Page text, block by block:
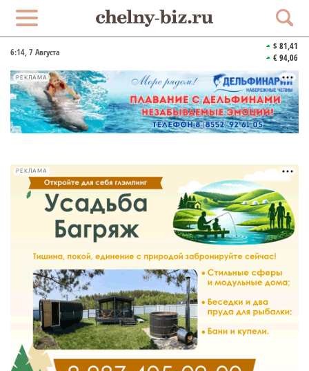
6:14, 7 Августа
$ 81,41
€ 94,06
РЕКЛАМА
РЕКЛАМА